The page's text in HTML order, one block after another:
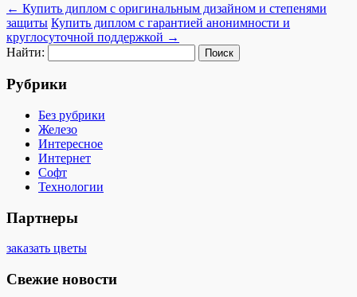
← Купить диплом с оригинальным дизайном и степенями
защиты Купить диплом с гарантией анонимности и
круглосуточной поддержкой →
Найти:
Рубрики
Без рубрики
Железо
Интересное
Интернет
Софт
Технологии
Партнеры
заказать цветы
Свежие новости